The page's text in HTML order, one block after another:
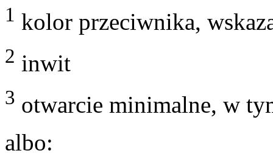
1 kolor przeciwnika,
2 inwit
3 otwarcie minimalne, w
albo: